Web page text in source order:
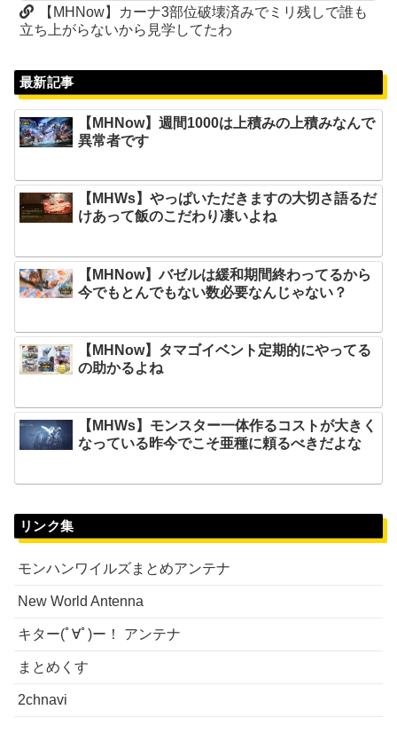
【MHNow】カーナ3部位破壊済みでミリ残しで誰も
立ち上がらないから見学してたわ
最新記事
【MHNow】週間1000は上積みの上積みなんで
異常者です
【MHWs】やっぱいただきますの大切さ語るだ
けあって飯のこだわり凄いよね
【MHNow】バゼルは緩和期間終わってるから
今でもとんでもない数必要なんじゃない？
【MHNow】タマゴイベント定期的にやってる
の助かるよね
【MHWs】モンスター一体作るコストが大きく
なっている昨今でこそ亜種に頼るべきだよな
リンク集
モンハンワイルズまとめアンテナ
New World Antenna
キター(ﾟ∀ﾟ)ー！ アンテナ
まとめくす
2chnavi